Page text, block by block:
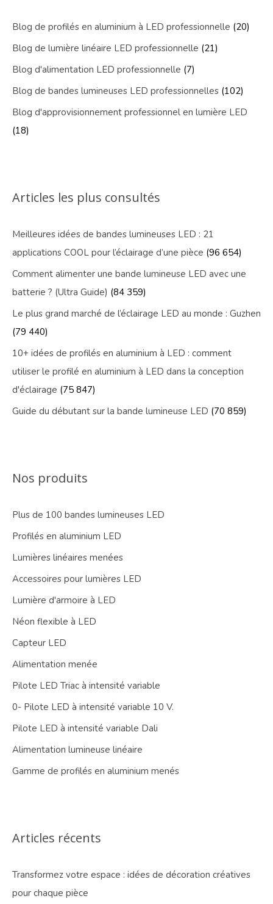
Blog de profilés en aluminium à LED professionnelle (20)
Blog de lumière linéaire LED professionnelle (21)
Blog d'alimentation LED professionnelle (7)
Blog de bandes lumineuses LED professionnelles (102)
Blog d'approvisionnement professionnel en lumière LED
(18)
Articles les plus consultés
Meilleures idées de bandes lumineuses LED : 21
applications COOL pour l’éclairage d’une pièce (96 654)
Comment alimenter une bande lumineuse LED avec une
batterie ? (Ultra Guide) (84 359)
Le plus grand marché de l’éclairage LED au monde : Guzhen
(79 440)
10+ idées de profilés en aluminium à LED : comment
utiliser le profilé en aluminium à LED dans la conception
d'éclairage (75 847)
Guide du débutant sur la bande lumineuse LED (70 859)
Nos produits
Plus de 100 bandes lumineuses LED
Profilés en aluminium LED
Lumières linéaires menées
Accessoires pour lumières LED
Lumière d'armoire à LED
Néon flexible à LED
Capteur LED
Alimentation menée
Pilote LED Triac à intensité variable
0- Pilote LED à intensité variable 10 V.
Pilote LED à intensité variable Dali
Alimentation lumineuse linéaire
Gamme de profilés en aluminium menés
Articles récents
Transformez votre espace : idées de décoration créatives
pour chaque pièce